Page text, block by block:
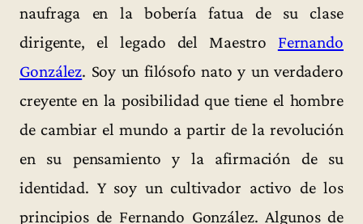
naufraga en la bobería fatua de su clase
dirigente, el legado del Maestro Fernando
González. Soy un filósofo nato y un verdadero
creyente en la posibilidad que tiene el hombre
de cambiar el mundo a partir de la revolución
en su pensamiento y la afirmación de su
identidad. Y soy un cultivador activo de los
principios de Fernando González. Algunos de